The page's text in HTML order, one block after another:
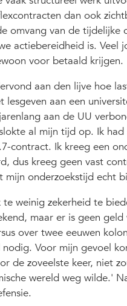
dan ook
omvang van de
actiebereidheid is. Veel
voor betaald krijgen.
aan den lijve hoe
aan een
aan de UU
al mijn tijd op. Ik
contract. Ik kreeg een
dus kreeg geen vast
onderzoekstijd echt
weinig zekerheid te
maar er is geen
over twee eeuwen
Voor mijn gevoel
de zoveelste keer, niet
wereld weg wilde.'